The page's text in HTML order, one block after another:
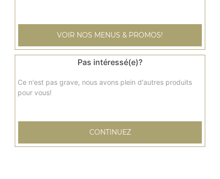
Poulet épinard dal
Poulet désossé aux épinards et aux lentilles
12.50€
Poulet épinards
Poulet désossé aux épinards
Poulet baigan
VOIR NOS MENUS & PROMOS!
Pas intéressé(e)?
Ce n'est pas grave, nous avons plein d'autres produits
pour vous!
CONTINUEZ